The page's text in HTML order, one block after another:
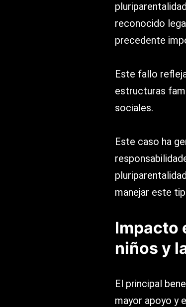
reconocido
precedente
Este fallo
estructuras
sociales.
Este caso ha
manejar este
Impacto
niños y
El principal
mayor apoyo y